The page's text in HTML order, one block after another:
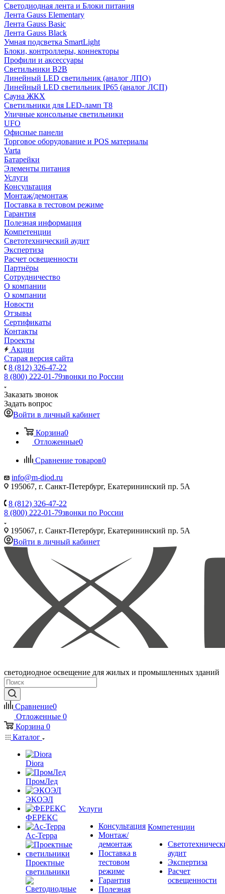
Светодиодная лента и Блоки питания
Лента Gauss Elementary
Лента Gauss Basic
Лента Gauss Black
Умная подсветка SmartLight
Блоки, контроллеры, коннекторы
Профили и аксессуары
Светильники B2B
Линейный LED светильник (аналог ЛПО)
Линейный LED светильник IP65 (аналог ЛСП)
Сауна ЖКХ
Светильники для LED-ламп T8
Уличные консольные светильники
UFO
Офисные панели
Торговое оборудование и POS материалы
Varta
Батарейки
Элементы питания
Услуги
Консультация
Монтаж/демонтаж
Поставка в тестовом режиме
Гарантия
Полезная информация
Компетенции
Светотехнический аудит
Экспертиза
Расчет освещенности
Партнёры
Cотрудничество
О компании
О компании
Новости
Отзывы
Сертификаты
Контакты
Проекты
Акции
Старая версия сайта
8 (812) 326-47-22
8 (800) 222-01-79звонки по России
Заказать звонок
Задать вопрос
Войти в личный кабинет
Корзина0
Отложенные0
Сравнение товаров0
info@m-diod.ru
195067, г. Санкт-Петербург, Екатерининский пр. 5А
8 (812) 326-47-22
8 (800) 222-01-79звонки по России
195067, г. Санкт-Петербург, Екатерининский пр. 5А
Войти в личный кабинет
светодиодное освещение для жилых и промышленных зданий
Сравнение0
Отложенные 0
Корзина 0
Каталог
Diora
ПромЛед
ЭКОЭЛ
ФЕРЕКС
Ас-Терра
Проектные
светильники
Услуги
Консультация
Монтаж/
демонтаж
Поставка в
тестовом
режиме
Гарантия
Полезная
Компетенции
аудит
Экспертиза
Расчет
освещенности